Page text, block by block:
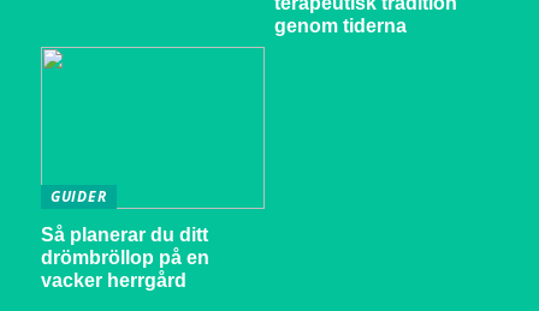
genom tiderna
GUIDER
Så planerar du ditt
drömbröllop på en
vacker herrgård